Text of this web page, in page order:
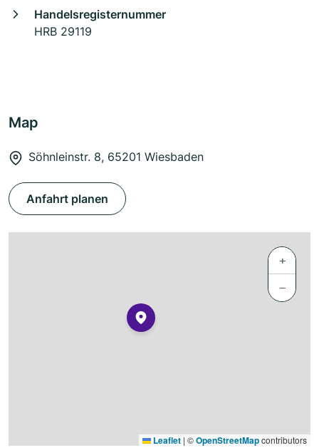
Handelsregisternummer
HRB 29119
Map
Söhnleinstr. 8, 65201 Wiesbaden
Anfahrt planen
+
−
Leaflet | ©OpenStreetMapcontributors